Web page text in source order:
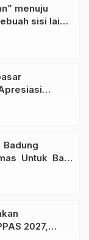
menuju
sisi lain I
Baba
Lindungi
Untuk Bali
Di
2027,